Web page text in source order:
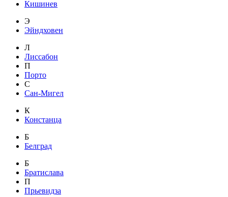
Кишинев
Э
Эйндховен
Л
Лиссабон
П
Порто
С
Сан-Мигел
К
Констанца
Б
Белград
Б
Братислава
П
Прьевидза